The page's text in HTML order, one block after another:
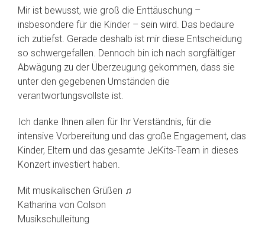
Mir ist bewusst, wie groß die Enttäuschung –
insbesondere für die Kinder – sein wird. Das bedaure
ich zutiefst. Gerade deshalb ist mir diese Entscheidung
so schwergefallen. Dennoch bin ich nach sorgfältiger
Abwägung zu der Überzeugung gekommen, dass sie
unter den gegebenen Umständen die
verantwortungsvollste ist.
Ich danke Ihnen allen für Ihr Verständnis, für die
intensive Vorbereitung und das große Engagement, das
Kinder, Eltern und das gesamte JeKits-Team in dieses
Konzert investiert haben.
Mit musikalischen Grüßen ♫
Katharina von Colson
Musikschulleitung